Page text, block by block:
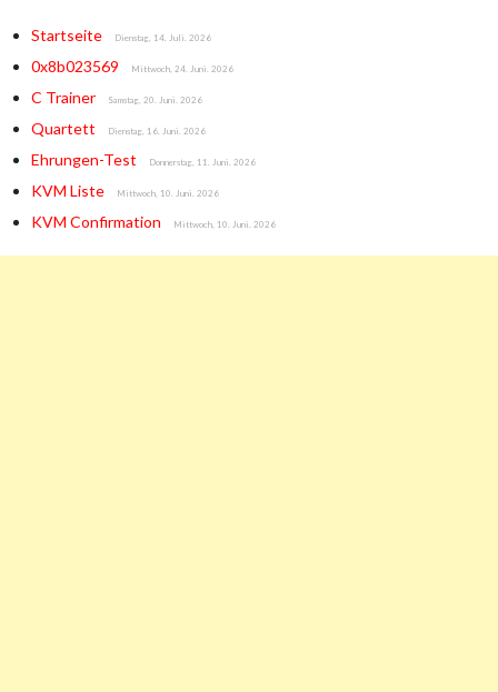
Startseite Dienstag, 14. Juli. 2026
0x8b023569 Mittwoch, 24. Juni. 2026
C Trainer Samstag, 20. Juni. 2026
Quartett Dienstag, 16. Juni. 2026
Ehrungen-Test Donnerstag, 11. Juni. 2026
KVM Liste Mittwoch, 10. Juni. 2026
KVM Confirmation Mittwoch, 10. Juni. 2026